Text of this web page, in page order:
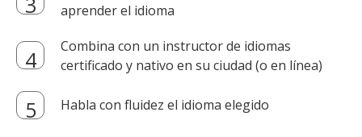
aprender el idioma
Combina con un instructor de idiomas
certificado y nativo en su ciudad (o en línea)
Habla con fluidez el idioma elegido